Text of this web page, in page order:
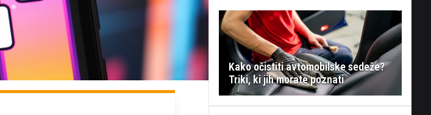
Kako očistiti avtomobilske sedeže?
Triki, ki jih morate poznati